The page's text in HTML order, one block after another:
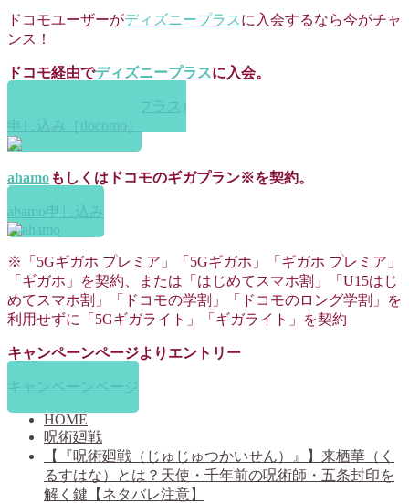
ドコモユーザーがディズニープラス に入会するなら今がチャ
ンス！
ドコモ経由でディズニープラスに入会。
Disney+ (ディズニープラス)
申し込み［docomo］
ahamo もしくはドコモのギガプラン※を契約。
ahamo申し込み
※「5Gギガホ プレミア」「5Gギガホ」「ギガホ プレミア」
「ギガホ」を契約、または「はじめてスマホ割」「U15はじ
めてスマホ割」「ドコモの学割」「ドコモのロング学割」を
利用せずに「5Gギガライト」「ギガライト」を契約
キャンペーンページよりエントリー
キャンペーンページ
HOME
呪術廻戦
【『呪術廻戦（じゅじゅつかいせん）』】来栖華（く
るすはな）とは？天使・千年前の呪術師・五条封印を
解く鍵【ネタバレ注意】